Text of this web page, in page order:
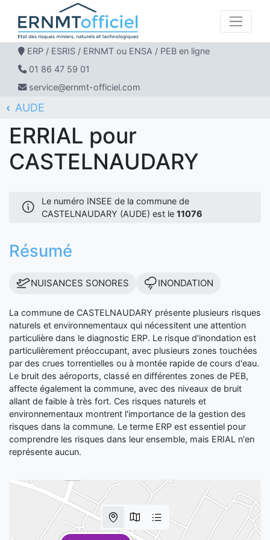
ERP / ESRIS / ERNMT ou ENSA / PEB en ligne
01 86 47 59 01
service@ernmt-officiel.com
ERNMT Officiel
ERRIAL
AUDE
CASTELNAUDARY
ERRIAL pour
CASTELNAUDARY
Le numéro INSEE de la commune de
CASTELNAUDARY (AUDE) est le 11076
Résumé
NUISANCES SONORES INONDATION
La commune de CASTELNAUDARY présente plusieurs risques
naturels et environnementaux qui nécessitent une attention
particulière dans le diagnostic ERP. Le risque d'inondation est
particulièrement préoccupant, avec plusieurs zones touchées
par des crues torrentielles ou à montée rapide de cours d'eau.
Le bruit des aéroports, classé en différentes zones de PEB,
affecte également la commune, avec des niveaux de bruit
allant de faible à très fort. Ces risques naturels et
environnementaux montrent l'importance de la gestion des
risques dans la commune. Le terme ERP est essentiel pour
comprendre les risques dans leur ensemble, mais ERIAL n'en
représente aucun.